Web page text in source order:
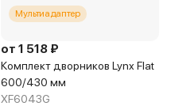
Мультиадаптер
от 1 518 ₽
Комплект дворников Lynx Flat
600/430 мм
XF6043G